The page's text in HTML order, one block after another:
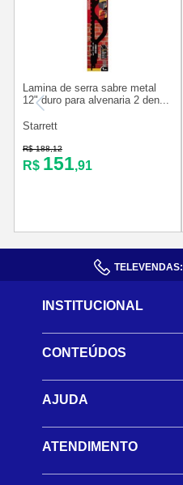
Lamina de serra sabre metal
12" duro para alvenaria 2 den...
Starrett
R$ 188,12
R$ 151,91
TELEVENDAS:
INSTITUCIONAL
CONTEÚDOS
AJUDA
ATENDIMENTO